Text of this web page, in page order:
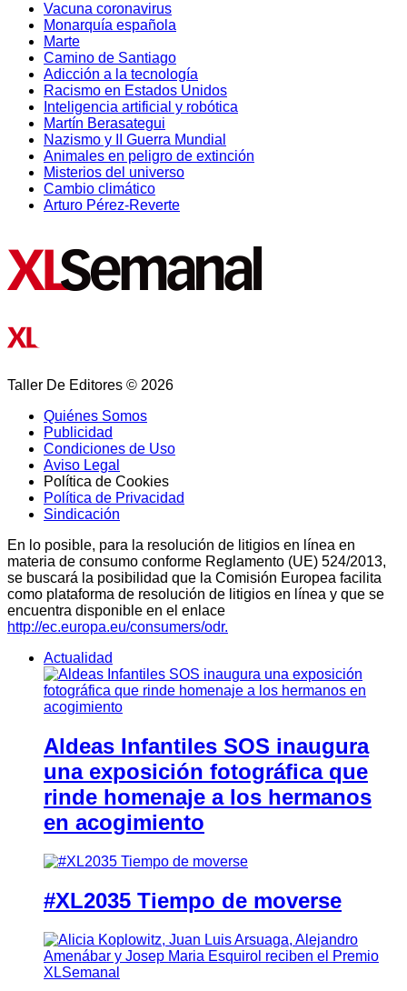
Vacuna coronavirus
Monarquía española
Marte
Camino de Santiago
Adicción a la tecnología
Racismo en Estados Unidos
Inteligencia artificial y robótica
Martín Berasategui
Nazismo y II Guerra Mundial
Animales en peligro de extinción
Misterios del universo
Cambio climático
Arturo Pérez-Reverte
Taller De Editores © 2026
Quiénes Somos
Publicidad
Condiciones de Uso
Aviso Legal
Política de Cookies
Política de Privacidad
Sindicación
En lo posible, para la resolución de litigios en línea en
materia de consumo conforme Reglamento (UE) 524/2013,
se buscará la posibilidad que la Comisión Europea facilita
como plataforma de resolución de litigios en línea y que se
encuentra disponible en el enlace
http://ec.europa.eu/consumers/odr.
Actualidad
Aldeas Infantiles SOS inaugura
una exposición fotográfica que
rinde homenaje a los hermanos
en acogimiento
#XL2035 Tiempo de moverse